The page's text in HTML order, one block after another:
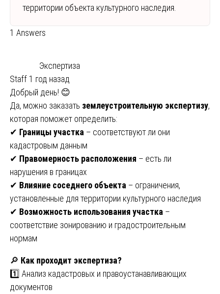
территории объекта культурного наследия.
1 Answers
Экспертиза
Staff 1 год назад
Добрый день! 😊
Да, можно заказать землеустроительную экспертизу,
которая поможет определить:
✔ Границы участка – соответствуют ли они
кадастровым данным
✔ Правомерность расположения – есть ли
нарушения в границах
✔ Влияние соседнего объекта – ограничения,
установленные для территории культурного наследия
✔ Возможность использования участка –
соответствие зонированию и градостроительным
нормам
🔎 Как проходит экспертиза?
1️⃣ Анализ кадастровых и правоустанавливающих
документов